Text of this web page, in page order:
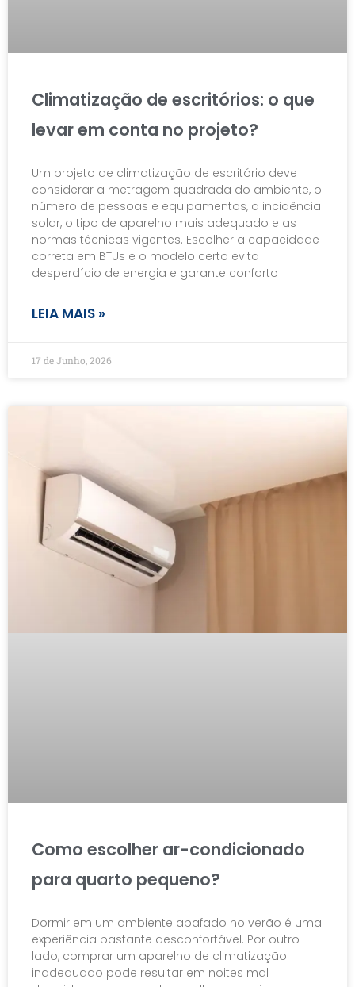
Climatização de escritórios: o que
levar em conta no projeto?
Um projeto de climatização de escritório deve
considerar a metragem quadrada do ambiente, o
número de pessoas e equipamentos, a incidência
solar, o tipo de aparelho mais adequado e as
normas técnicas vigentes. Escolher a capacidade
correta em BTUs e o modelo certo evita
desperdício de energia e garante conforto
LEIA MAIS »
17 de Junho, 2026
Como escolher ar-condicionado
para quarto pequeno?
Dormir em um ambiente abafado no verão é uma
experiência bastante desconfortável. Por outro
lado, comprar um aparelho de climatização
inadequado pode resultar em noites mal